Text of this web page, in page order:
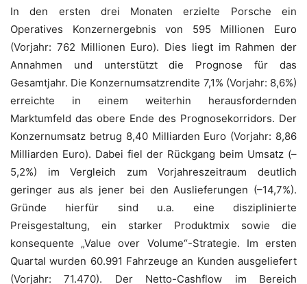
In den ersten drei Monaten erzielte Porsche ein
Operatives Konzernergebnis von 595 Millionen Euro
(Vorjahr: 762 Millionen Euro). Dies liegt im Rahmen der
Annahmen und unterstützt die Prognose für das
Gesamtjahr. Die Konzernumsatzrendite 7,1% (Vorjahr: 8,6%)
erreichte in einem weiterhin herausfordernden
Marktumfeld das obere Ende des Prognosekorridors. Der
Konzernumsatz betrug 8,40 Milliarden Euro (Vorjahr: 8,86
Milliarden Euro). Dabei fiel der Rückgang beim Umsatz (–
5,2%) im Vergleich zum Vorjahreszeitraum deutlich
geringer aus als jener bei den Auslieferungen (–14,7%).
Gründe hierfür sind u.a. eine disziplinierte
Preisgestaltung, ein starker Produktmix sowie die
konsequente „Value over Volume“-Strategie. Im ersten
Quartal wurden 60.991 Fahrzeuge an Kunden ausgeliefert
(Vorjahr: 71.470). Der Netto-Cashflow im Bereich